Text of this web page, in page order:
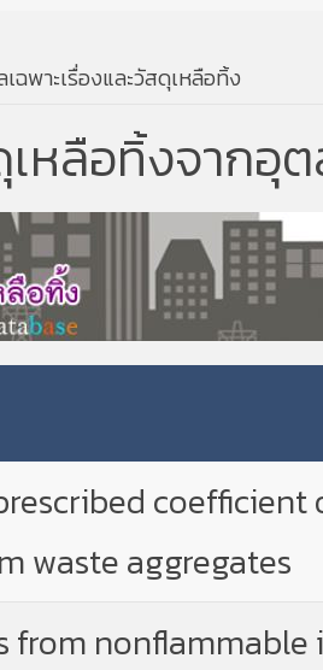
ฉพาะเรื่องและวัสดุเหลือทิ้ง
หลือทิ้งจากอุ
waste aggregates
from nonflammable